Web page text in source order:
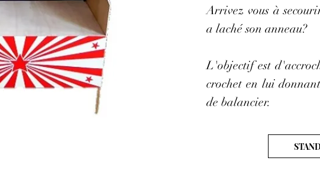
Arrivez vous à
a laché son anneau?
L'objectif est
crochet en lui
de balancier.